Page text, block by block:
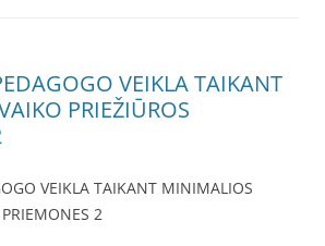
VEIKLA TAIKANT
PRIEŽIŪROS
VEIKLA TAIKANT MINIMALIOS
2